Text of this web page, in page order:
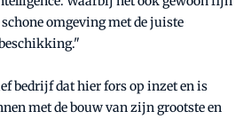
omgeving met de juiste
bedrijf dat hier fors op inzet en is
met de bouw van zijn grootste en